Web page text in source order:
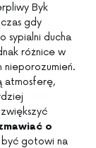
Byk
gdy
sypialni ducha
różnice w
nieporozumień.
atmosferę,
o
być gotowi na